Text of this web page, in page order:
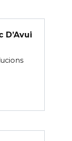
D’Avui